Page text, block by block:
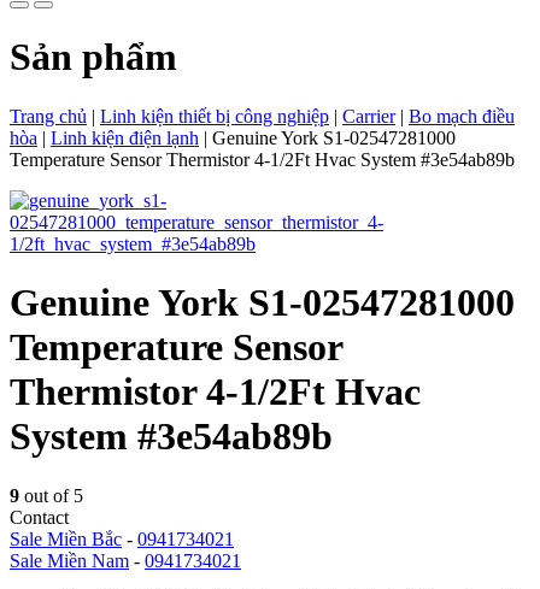
Sản phẩm
Trang chủ | Linh kiện thiết bị công nghiệp | Carrier| Bo mạch điều
hòa | Linh kiện điện lạnh | Genuine York S1-02547281000
Temperature Sensor Thermistor 4-1/2Ft Hvac System #3e54ab89b
Genuine York S1-02547281000
Temperature Sensor
Thermistor 4-1/2Ft Hvac
System #3e54ab89b
9 out of 5
Contact
Sale Miền Bắc - 0941734021
Sale Miền Nam - 0941734021